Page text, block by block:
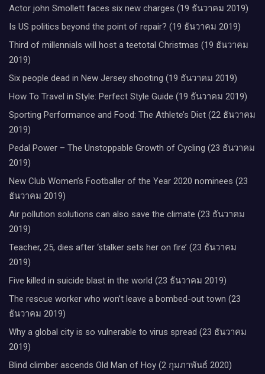
Actor john Smollett faces six new charges (19 ธันวาคม 2019)
Is US politics beyond the point of repair? (19 ธันวาคม 2019)
Third of millennials will host a teetotal Christmas (19 ธันวาคม
2019)
Six people dead in New Jersey shooting (19 ธันวาคม 2019)
How To Travel in Style: Perfect Style Guide (19 ธันวาคม 2019)
Sporting Performance and Food: The Athlete’s Diet (22 ธันวาคม
2019)
Pedal Power – The Unstoppable Growth of Cycling (23 ธันวาคม
2019)
New Club Women’s Footballer of the Year 2020 nominees (23
ธันวาคม 2019)
Air pollution solutions can also save the climate (23 ธันวาคม
2019)
Teacher, 25, dies after ‘stalker sets her on fire’ (23 ธันวาคม
2019)
Five killed in suicide blast in the world (23 ธันวาคม 2019)
The rescue worker who won’t leave a bombed-out town (23
ธันวาคม 2019)
Why a global city is so vulnerable to virus spread (23 ธันวาคม
2019)
Blind climber ascends Old Man of Hoy (2 กุมภาพันธ์ 2020)